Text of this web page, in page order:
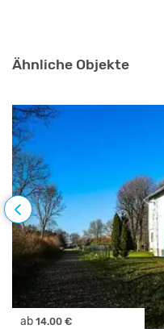
Ähnliche Objekte
ab 14.00 €